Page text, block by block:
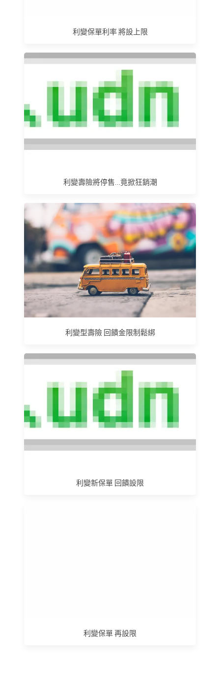
利變保單利率 將設上限
利變壽險將停售…竟掀狂銷潮
利變型壽險 回饋金限制鬆綁
利變新保單 回饋設限
利變保單 再設限